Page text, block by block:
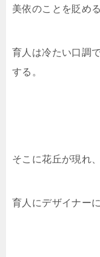
美依のことを貶め
育人は冷たい口調
する。
そこに花丘が現れ、
育人にデザイナー